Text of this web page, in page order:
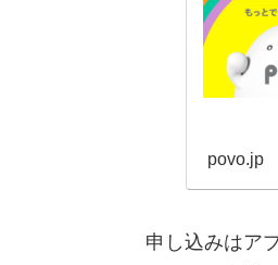
povo.jp
申し込みはア